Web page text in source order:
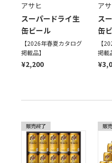
アサヒ
スーパードライ生
缶ビール
【2026年春夏カタログ
掲載品】
¥2,200
ア
ス
缶
【
掲載